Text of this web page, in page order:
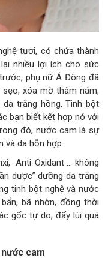
tươi, có chứa thành
nhiều lợi ích cho sức
phụ nữ Á Đông đã
xóa mờ thâm nám,
trắng hồng. Tinh bột
bạn biết kết hợp nó với
đó, nước cam là sự
và da hỗn hợp.
Anti-Oxidant … không
dược” dưỡng da trắng
tinh bột nghệ và nước
bã nhờn, đồng thời
gốc tự do, đẩy lùi quá
cam